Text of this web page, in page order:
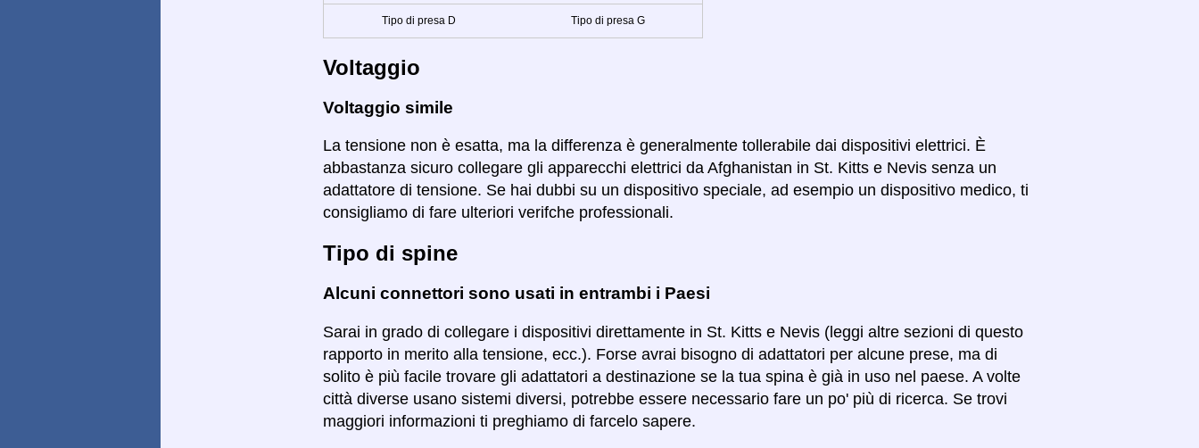
Tipo di presa D Tipo di presa G
Voltaggio
Voltaggio simile
La tensione non è esatta, ma la differenza è generalmente tollerabile dai dispositivi elettrici. È
abbastanza sicuro collegare gli apparecchi elettrici da Afghanistan in St. Kitts e Nevis senza un
adattatore di tensione. Se hai dubbi su un dispositivo speciale, ad esempio un dispositivo medico, ti
consigliamo di fare ulteriori verifche professionali.
Tipo di spine
Alcuni connettori sono usati in entrambi i Paesi
Sarai in grado di collegare i dispositivi direttamente in St. Kitts e Nevis (leggi altre sezioni di questo
rapporto in merito alla tensione, ecc.). Forse avrai bisogno di adattatori per alcune prese, ma di
solito è più facile trovare gli adattatori a destinazione se la tua spina è già in uso nel paese. A volte
città diverse usano sistemi diversi, potrebbe essere necessario fare un po' più di ricerca. Se trovi
maggiori informazioni ti preghiamo di farcelo sapere.